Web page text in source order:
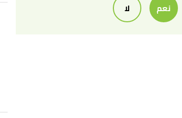
نعم لا